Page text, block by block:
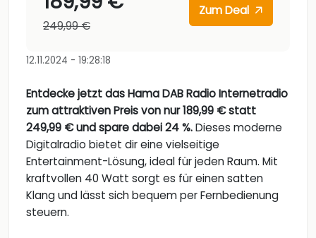
249,99 €
Zum Deal
12.11.2024 - 19:28:18
Entdecke jetzt das Hama DAB Radio Internetradio
zum attraktiven Preis von nur 189,99 € statt
249,99 € und spare dabei 24 %.Dieses moderne
Digitalradio bietet dir eine vielseitige
Entertainment-Lösung, ideal für jeden Raum. Mit
kraftvollen 40 Watt sorgt es für einen satten
Klang und lässt sich bequem per Fernbedienung
steuern.